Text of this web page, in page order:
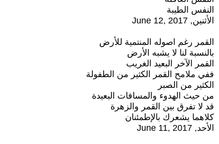
النفس الطيبة
الأثنين, June 12, 2017
القمر رغم اصوله المنتمية للأرض
بالنسبة لنا لا يشبه الأرض
القمر الآخر البعيد الغريب
ففي ملامح القمر الكثير من الطفولة
الكثير من الصبر
من حيث الهدوء والمسافات البعيدة
قد لا تفرق بين القمر والزهرة
كلاهما يشعرك بالإطمئنان
الأحد, June 11, 2017